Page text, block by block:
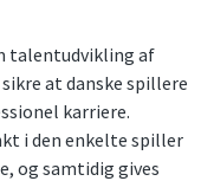
talentudvikling af
at danske spillere
karriere.
i den enkelte spiller
og samtidig gives